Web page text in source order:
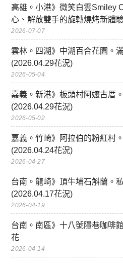
高雄。小港》微笑白雲Smiley
心、解放雙手的旋轉燒烤新體
2026-07-07
雲林。四湖》中湖百合花園。
(2026.04.29花況)
2026-05-04
嘉義。新港》板頭村阿嬤古厝
(2026.04.29花況)
2026-05-02
嘉義。竹崎》阿拉伯的粉紅村
(2026.04.24花況)
2026-04-27
台南。龍崎》頂牛埔石斛蘭。
(2026.04.17花況)
2026-04-19
台南。南區》十八號隱巷咖啡
花
2026-04-14